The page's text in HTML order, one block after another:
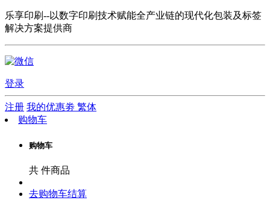
乐享印刷--以数字印刷技术赋能全产业链的现代化包装及标签
解决方案提供商
登录
注册 我的优惠劵 繁体
购物车
购物车
共 件商品
去购物车结算